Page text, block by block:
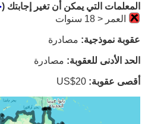
المعلمات التي يمكن أن تغير إجابتك (
العمر < 18 سنوات
عقوبة نموذجية: مصادرة
الحد الأدنى للعقوبة: مصادرة
أقصى عقوبة: